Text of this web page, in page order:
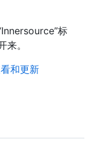
标
。
和更新